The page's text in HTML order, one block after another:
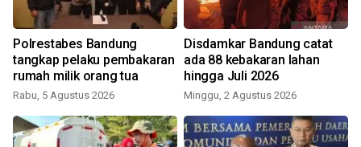
Polrestabes Bandung
tangkap pelaku pembakaran
rumah milik orang tua
Rabu, 5 Agustus 2026
Disdamkar Bandung catat
ada 88 kebakaran lahan
hingga Juli 2026
Minggu, 2 Agustus 2026